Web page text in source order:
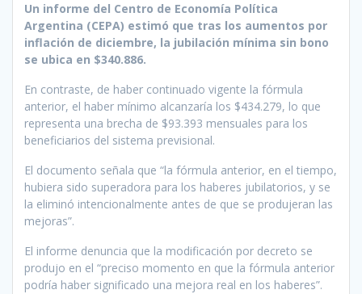
Un informe del Centro de Economía Política
Argentina (CEPA) estimó que tras los aumentos por
inflación de diciembre, la jubilación mínima sin bono
se ubica en $340.886.
En contraste, de haber continuado vigente la fórmula
anterior, el haber mínimo alcanzaría los $434.279, lo que
representa una brecha de $93.393 mensuales para los
beneficiarios del sistema previsional.
El documento señala que “la fórmula anterior, en el tiempo,
hubiera sido superadora para los haberes jubilatorios, y se
la eliminó intencionalmente antes de que se produjeran las
mejoras”.
El informe denuncia que la modificación por decreto se
produjo en el “preciso momento en que la fórmula anterior
podría haber significado una mejora real en los haberes”.